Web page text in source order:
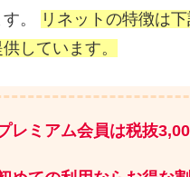
。
リネットの特徴は
しています。
レミアム会員は税抜